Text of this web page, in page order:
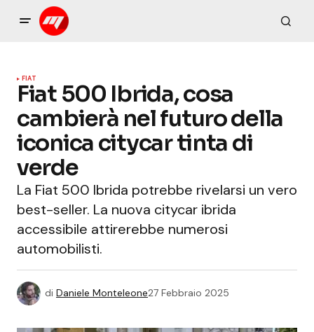
FIAT
Fiat 500 Ibrida, cosa
cambierà nel futuro della
iconica citycar tinta di
verde
La Fiat 500 Ibrida potrebbe rivelarsi un vero
best-seller. La nuova citycar ibrida
accessibile attirerebbe numerosi
automobilisti.
di Daniele Monteleone27 Febbraio 2025